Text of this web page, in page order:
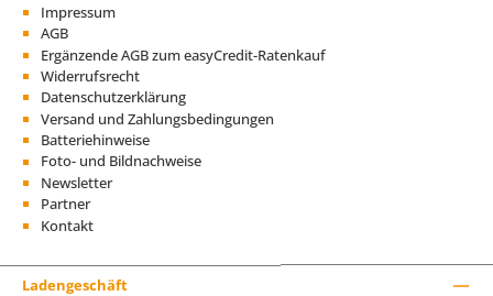
Impressum
AGB
Ergänzende AGB zum easyCredit-Ratenkauf
Widerrufsrecht
Datenschutzerklärung
Versand und Zahlungsbedingungen
Batteriehinweise
Foto- und Bildnachweise
Newsletter
Partner
Kontakt
Ladengeschäft